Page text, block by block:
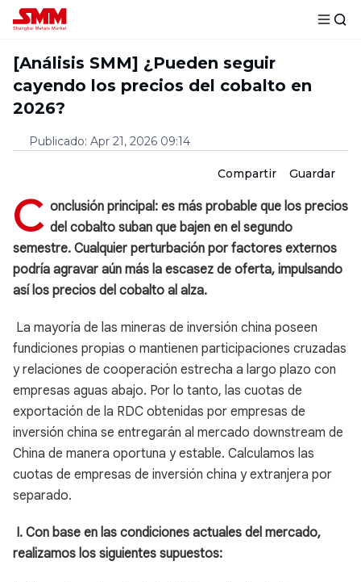
[Análisis SMM] ¿Pueden seguir
cayendo los precios del cobalto en
2026?
Publicado: Apr 21, 2026 09:14
Compartir Guardar
C onclusión principal: es más probable que los precios
del cobalto suban que bajen en el segundo
semestre. Cualquier perturbación por factores externos
podría agravar aún más la escasez de oferta, impulsando
así los precios del cobalto al alza.
La mayoría de las mineras de inversión china poseen
fundiciones propias o mantienen participaciones cruzadas
y relaciones de cooperación estrecha a largo plazo con
empresas aguas abajo. Por lo tanto, las cuotas de
exportación de la RDC obtenidas por empresas de
inversión china se entregarán al mercado downstream de
China de manera oportuna y estable. Calculamos las
cuotas de empresas de inversión china y extranjera por
separado.
I. Con base en las condiciones actuales del mercado,
realizamos los siguientes supuestos: